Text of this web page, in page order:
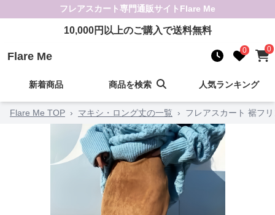
フレアスカート専門通販サイト Flare Me
10,000円以上のご購入で送料無料
Flare Me 0 0
新着商品 商品を検索 人気ランキング
Flare Me TOP › マキシ・ロング丈の一覧 › フレアスカート 裾フ